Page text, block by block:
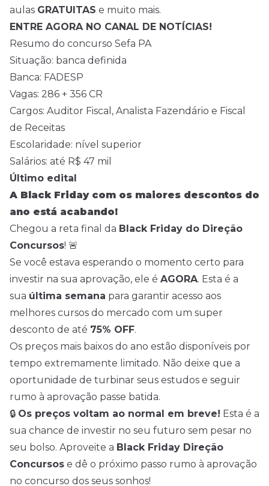
aulas GRATUITAS e muito mais.
ENTRE AGORA NO CANAL DE NOTÍCIAS!
Resumo do concurso Sefa PA
Situação: banca definida
Banca: FADESP
Vagas: 286 + 356 CR
Cargos: Auditor Fiscal, Analista Fazendário e Fiscal
de Receitas
Escolaridade: nível superior
Salários: até R$ 47 mil
Último edital
A Black Friday com os maiores descontos do
ano está acabando!
Chegou a reta final da Black Friday do Direção
Concursos! 🚨
Se você estava esperando o momento certo para
investir na sua aprovação, ele é AGORA. Esta é a
sua última semana para garantir acesso aos
melhores cursos do mercado com um super
desconto de até 75% OFF.
Os preços mais baixos do ano estão disponíveis por
tempo extremamente limitado. Não deixe que a
oportunidade de turbinar seus estudos e seguir
rumo à aprovação passe batida.
🔒 Os preços voltam ao normal em breve! Esta é a
sua chance de investir no seu futuro sem pesar no
seu bolso. Aproveite a Black Friday Direção
Concursos e dê o próximo passo rumo à aprovação
no concurso dos seus sonhos!